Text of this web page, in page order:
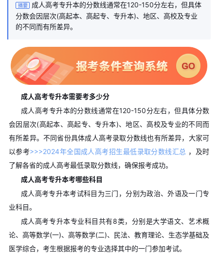
摘要
成人高考专升本的分数线通常在120-150分左右，但具体
分数会因层次(高起本、高起专、专升本)、地区、高校及专业
的不同而有所差异。
成人高考专升本需要考多少分
成人高考专升本的分数线通常在120-150分左右，但具体分数
会因层次(高起本、高起专、专升本)、地区、高校及专业的不同而
有所差异。不同省份具体成人高考录取分数线也有所差异，大家可
以参考>>>2024年全国成人高考招生最低录取分数线汇总 ，及时
了解各省的成人高考最低录取分数线，确保报考成功。
成人高考专升本考哪些科目
成人高考专升本考试科目为三门，分别为政治、外语及一门专
业科目。
成人高考专升本专业科目共有8类，分别是大学语文、艺术概
论、高等数学(一)、高等数学(二)、民法、教育理论、生态学基础及
医学综合，考生根据报考的专业选择其中的一门参加考试。